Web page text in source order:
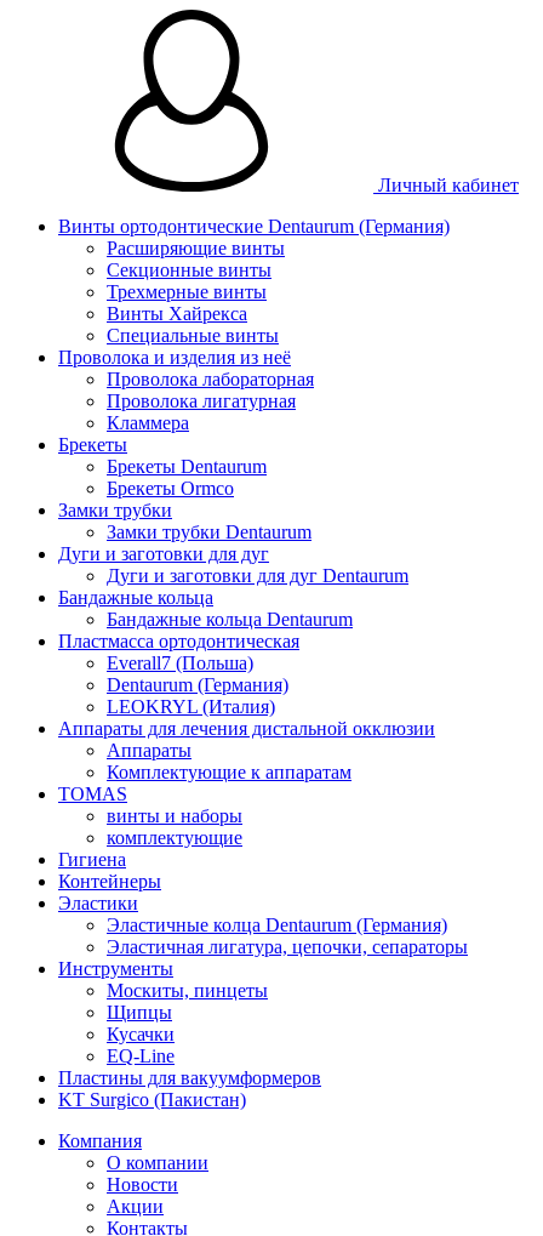
Личный кабинет
Винты ортодонтические Dentaurum (Германия)
Расширяющие винты
Секционные винты
Трехмерные винты
Винты Хайрекса
Специальные винты
Проволока и изделия из неё
Проволока лабораторная
Проволока лигатурная
Кламмера
Брекеты
Брекеты Dentaurum
Брекеты Ormco
Замки трубки
Замки трубки Dentaurum
Дуги и заготовки для дуг
Дуги и заготовки для дуг Dentaurum
Бандажные кольца
Бандажные кольца Dentaurum
Пластмасса ортодонтическая
Everall7 (Польша)
Dentaurum (Германия)
LEOKRYL (Италия)
Аппараты для лечения дистальной окклюзии
Аппараты
Комплектующие к аппаратам
TOMAS
винты и наборы
комплектующие
Гигиена
Контейнеры
Эластики
Эластичные колца Dentaurum (Германия)
Эластичная лигатура, цепочки, сепараторы
Инструменты
Москиты, пинцеты
Щипцы
Кусачки
EQ-Line
Пластины для вакуумформеров
KT Surgico (Пакистан)
Компания
О компании
Новости
Акции
Контакты